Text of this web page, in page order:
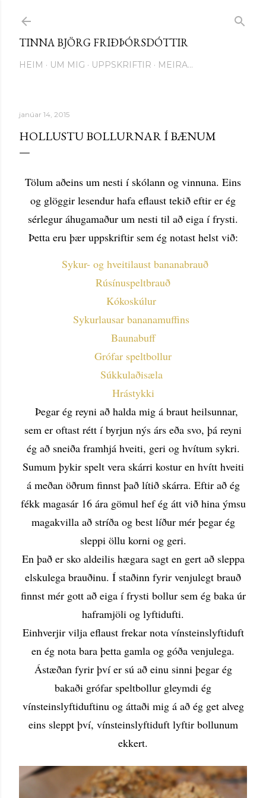
TINNA BJÖRG FRIÐÞÓRSDÓTTIR
HEIM UM MIG UPPSKRIFTIR MEIRA…
janúar 14, 2015
HOLLUSTU BOLLURNAR Í BÆNUM
Tölum aðeins um nesti í skólann og vinnuna. Eins
og glöggir lesendur hafa eflaust tekið eftir er ég
sérlegur áhugamaður um nesti til að eiga í frysti.
Þetta eru þær uppskriftir sem ég notast helst við:
Sykur- og hveitilaust bananabrauð
Rúsínuspeltbrauð
Kókoskúlur
Sykurlausar bananamuffins
Baunabuff
Grófar speltbollur
Súkkulaðisæla
Hrástykki
Þegar ég reyni að halda mig á braut heilsunnar,
sem er oftast rétt í byrjun nýs árs eða svo, þá reyni
ég að sneiða framhjá hveiti, geri og hvítum sykri.
Sumum þykir spelt vera skárri kostur en hvítt hveiti
á meðan öðrum finnst það lítið skárra. Eftir að ég
fékk magasár 16 ára gömul hef ég átt við hina ýmsu
magakvilla að stríða og best líður mér þegar ég
sleppi öllu korni og geri.
En það er sko aldeilis hægara sagt en gert að sleppa
elskulega brauðinu. Í staðinn fyrir venjulegt brauð
finnst mér gott að eiga í frysti bollur sem ég baka úr
haframjöli og lyftidufti.
Einhverjir vilja eflaust frekar nota vínsteinslyftiduft
en ég nota bara þetta gamla og góða venjulega.
Ástæðan fyrir því er sú að einu sinni þegar ég
bakaði grófar speltbollur gleymdi ég
vínsteinslyftiduftinu og áttaði mig á að ég get alveg
eins sleppt því, vínsteinslyftiduft lyftir bollunum
ekkert.